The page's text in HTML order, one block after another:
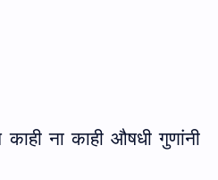
ना काही औषधी गुणांनी